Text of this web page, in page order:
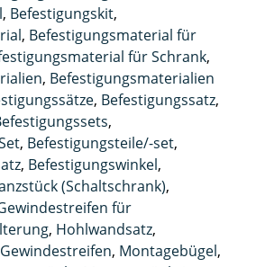
, Befestigungskit,
, Befestigungsmaterial für
für Schrank,
, Befestigungsmaterialien
, Befestigungssatz,
,
, Befestigungsteile/-set,
, Befestigungswinkel,
(Schaltschrank),
für
, Hohlwandsatz,
Gewindestreifen, Montagebügel,